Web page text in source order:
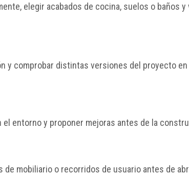
elegir acabados de cocina, suelos o baños
comprobar distintas versiones del proyecto en
entorno y proponer mejoras antes de la
mobiliario o recorridos de usuario antes de